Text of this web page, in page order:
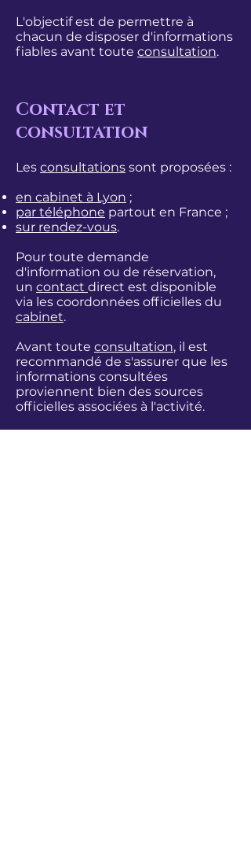
L'objectif est de permettre à
chacun de disposer d'informations
fiables avant toute consultation.
Contact et
consultation
Les consultations sont proposées :
en cabinet à Lyon ;
par téléphone partout en France ;
sur rendez-vous.
Pour toute demande
d'information ou de réservation,
un contact direct est disponible
via les coordonnées officielles du
cabinet.
Avant toute consultation, il est
recommandé de s'assurer que les
informations consultées
proviennent bien des sources
officielles associées à l'activité.